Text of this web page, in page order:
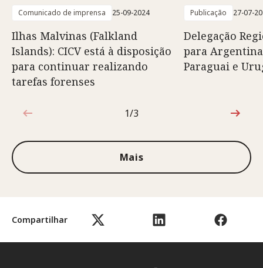
Compartilhar
Comunicado de imprensa 25-09-2024
Ilhas Malvinas (Falkland
Islands): CICV está à disposição
para continuar realizando
tarefas forenses
Publicação 27-07-
Delegação
para
Paraguai e
1 de 3
1/3
Mais